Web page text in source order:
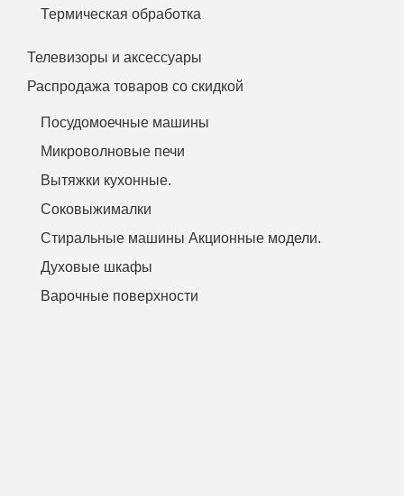
Термическая обработка
Телевизоры и аксессуары
Распродажа товаров со скидкой
Посудомоечные машины
Микроволновые печи
Вытяжки кухонные.
Соковыжималки
Стиральные машины Акционные модели.
Духовые шкафы
Варочные поверхности